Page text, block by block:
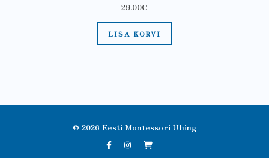
29.00€
LISA KORVI
© 2026 Eesti Montessori Ühing